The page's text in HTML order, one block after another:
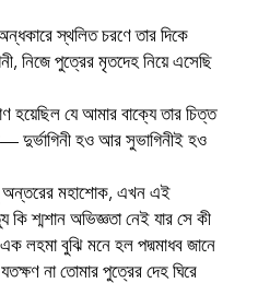
স্থলিত চরণে তার দিকে
নিজে পুত্রের মৃতদেহ নিয়ে এসেছি
যে আমার বাক্যে তার চিত্ত
দুর্ভাগিনী হও আর সুভাগিনীই হও
অন্তরের মহাশোক, এখন এই
শ্মশান অভিজ্ঞতা নেই যার সে কী
লহমা বুঝি মনে হল পদ্মমাধব জানে
না তোমার পুত্রের দেহ ঘিরে